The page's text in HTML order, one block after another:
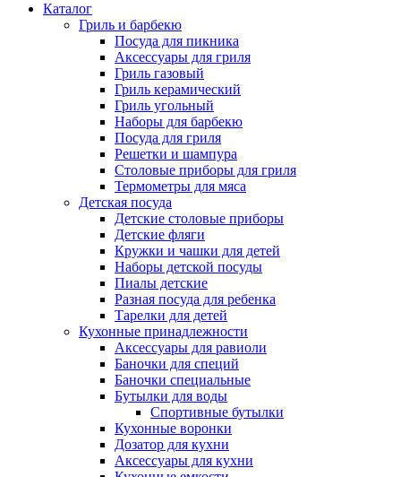
Каталог
Гриль и барбекю
Посуда для пикника
Аксессуары для гриля
Гриль газовый
Гриль керамический
Гриль угольный
Наборы для барбекю
Посуда для гриля
Решетки и шампура
Столовые приборы для гриля
Термометры для мяса
Детская посуда
Детские столовые приборы
Детские фляги
Кружки и чашки для детей
Наборы детской посуды
Пиалы детские
Разная посуда для ребенка
Тарелки для детей
Кухонные принадлежности
Аксессуары для равиоли
Баночки для специй
Баночки специальные
Бутылки для воды
Спортивные бутылки
Кухонные воронки
Дозатор для кухни
Аксессуары для кухни